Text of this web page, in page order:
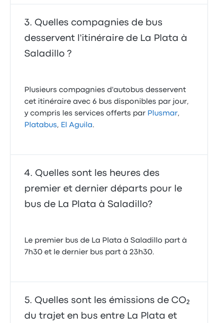
Quelles compagnies de bus
desservent l'itinéraire de La Plata à
Saladillo ?
Plusieurs compagnies d'autobus desservent
cet itinéraire avec 6 bus disponibles par jour,
y compris les services offerts par Plusmar,
Platabus, El Aguila.
Quelles sont les heures des
premier et dernier départs pour le
bus de La Plata à Saladillo?
Le premier bus de La Plata à Saladillo part à
7h30 et le dernier bus part à 23h30.
Quelles sont les émissions de CO₂
du trajet en bus entre La Plata et